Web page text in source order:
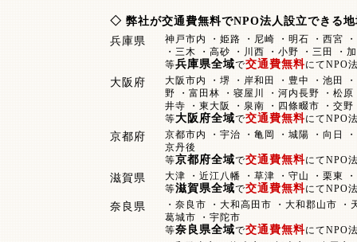
◇ 弊社が交通費無料でNPO法人設立できる
兵庫県
神戸市内 ・姫路 ・尼崎 ・明石 ・西宮
・三木 ・高砂 ・川西 ・小野 ・三田 ・
等兵庫県全域で交通費無料にてNPO
大阪府
大阪市内 ・堺 ・岸和田 ・豊中 ・池田
野 ・富田林 ・寝屋川 ・河内長野 ・松
井寺 ・東大阪 ・泉南 ・四條畷市 ・交
等大阪府全域で交通費無料にてNPO
京都府
京都市内 ・宇治 ・亀岡 ・城陽 ・向日
京丹後
等京都府全域で交通費無料にてNPO
滋賀県
大津 ・近江八幡 ・草津 ・守山 ・栗東
等滋賀県全域で交通費無料にてNPO
奈良県
・奈良市 ・大和高田市 ・大和郡山市
葛城市 ・宇陀市
等奈良県全域で交通費無料にてNPO